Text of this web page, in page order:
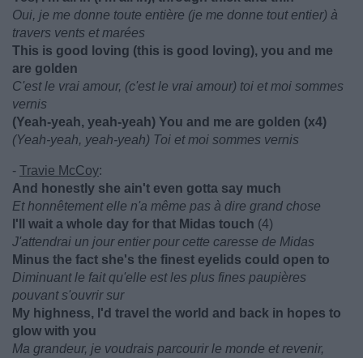
Oui, je me donne toute entière (je me donne tout entier) à
travers vents et marées
This is good loving (this is good loving), you and me
are golden
C'est le vrai amour, (c'est le vrai amour) toi et moi sommes
vernis
(Yeah-yeah, yeah-yeah) You and me are golden (x4)
(Yeah-yeah, yeah-yeah) Toi et moi sommes vernis
- Travie McCoy:
And honestly she ain't even gotta say much
Et honnêtement elle n'a même pas à dire grand chose
I'll wait a whole day for that Midas touch (4)
J'attendrai un jour entier pour cette caresse de Midas
Minus the fact she's the finest eyelids could open to
Diminuant le fait qu'elle est les plus fines paupières
pouvant s'ouvrir sur
My highness, I'd travel the world and back in hopes to
glow with you
Ma grandeur, je voudrais parcourir le monde et revenir,